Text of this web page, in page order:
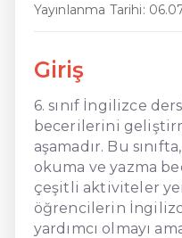
Yayınlanma Tarihi:
Giriş
6. sınıf İngilizce
becerilerini
aşamadır. Bu
okuma ve yazma
çeşitli aktiviteler
öğrencilerin
yardımcı olmayı